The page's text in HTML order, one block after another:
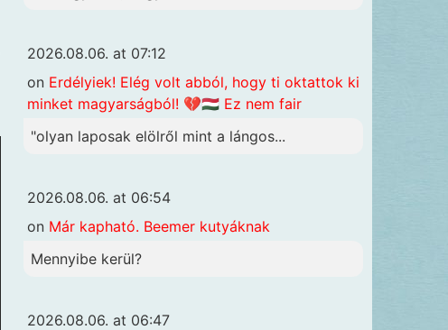
2026.08.06. at 07:12
on Erdélyiek! Elég volt abból, hogy ti oktattok ki
minket magyarságból! 💔🇭🇺 Ez nem fair
"olyan laposak elölről mint a lángos...
2026.08.06. at 06:54
on Már kapható. Beemer kutyáknak
Mennyibe kerül?
2026.08.06. at 06:47